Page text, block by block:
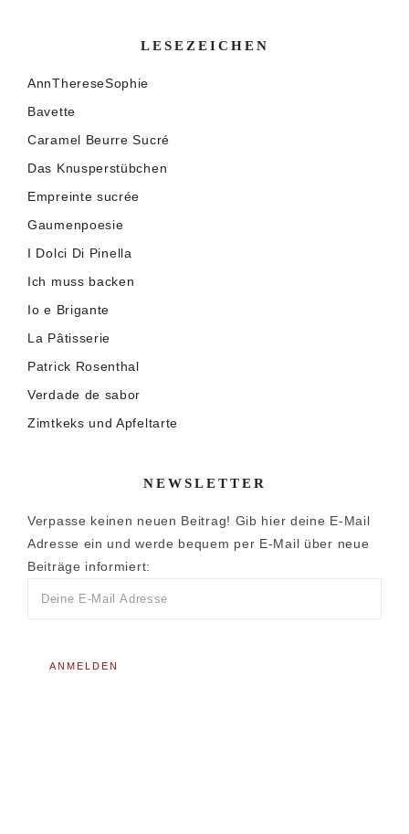
LESEZEICHEN
AnnThereseSophie
Bavette
Caramel Beurre Sucré
Das Knusperstübchen
Empreinte sucrée
Gaumenpoesie
I Dolci Di Pinella
Ich muss backen
Io e Brigante
La Pâtisserie
Patrick Rosenthal
Verdade de sabor
Zimtkeks und Apfeltarte
NEWSLETTER
Verpasse keinen neuen Beitrag! Gib hier deine E-Mail
Adresse ein und werde bequem per E-Mail über neue
Beiträge informiert: